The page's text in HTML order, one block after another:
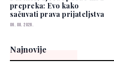
prepreka: Evo kako
sačuvati prava prijateljstva
06. 08. 2026.
Najnovije